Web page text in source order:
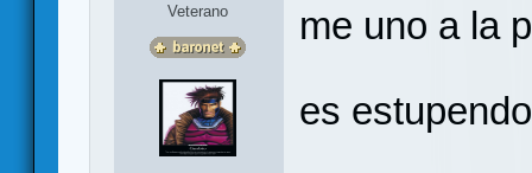
Veterano
me uno a la
es estupendo